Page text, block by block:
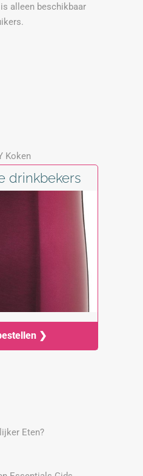
alleen beschikbaar
Koken
drinkbekers
❯
Eten?